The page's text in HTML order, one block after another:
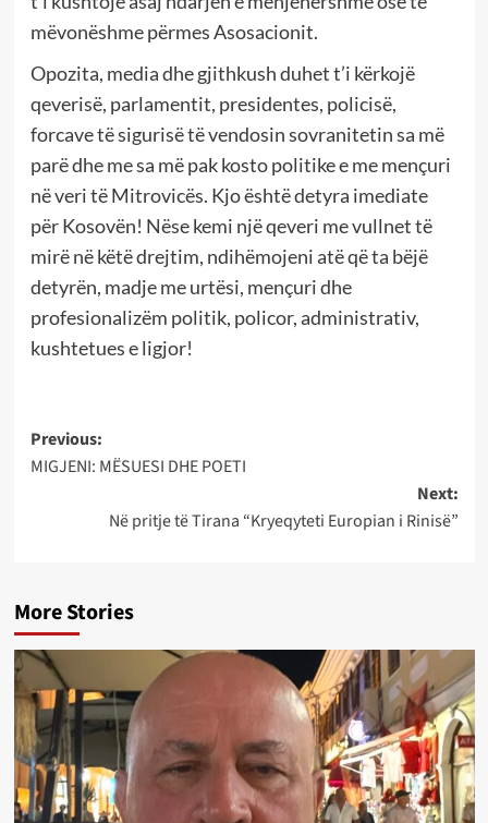
mëvonëshme përmes Asosacionit.
Opozita, media dhe gjithkush duhet t’i kërkojë
qeverisë, parlamentit, presidentes, policisë,
forcave të sigurisë të vendosin sovranitetin sa më
parë dhe me sa më pak kosto politike e me mençuri
në veri të Mitrovicës. Kjo është detyra imediate
për Kosovën! Nëse kemi një qeveri me vullnet të
mirë në këtë drejtim, ndihëmojeni atë që ta bëjë
detyrën, madje me urtësi, mençuri dhe
profesionalizëm politik, policor, administrativ,
kushtetues e ligjor!
Post
navigation
Previous:
MIGJENI: MËSUESI DHE POETI
Next:
Në pritje të Tirana “Kryeqyteti Europian i Rinisë”
More Stories